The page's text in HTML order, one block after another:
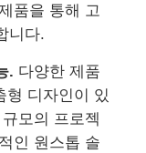
품을 통해 고
니다.
. 다양한 제품
형 디자인이 있
모의 프로젝
인 원스톱 솔